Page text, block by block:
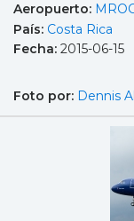
Aeropuerto:
País: Costa Rica
Fecha: 2015-06-15
Foto por: Dennis